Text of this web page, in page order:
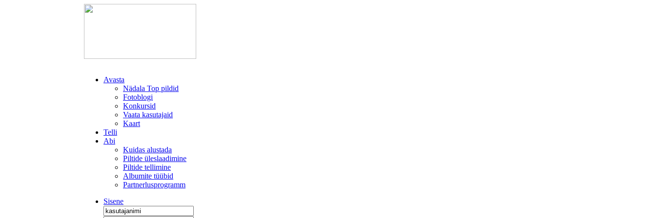
Avasta
Nädala Top pildid
Fotoblogi
Konkursid
Vaata kasutajaid
Kaart
Telli
Abi
Kuidas alustada
Piltide üleslaadimine
Piltide tellimine
Albumite tüübid
Partnerlusprogramm
Sisene